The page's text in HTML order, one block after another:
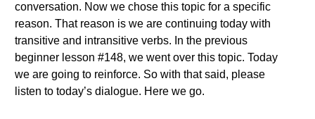
conversation. Now we chose this topic for a specific
reason. That reason is we are continuing today with
transitive and intransitive verbs. In the previous
beginner lesson #148, we went over this topic. Today
we are going to reinforce. So with that said, please
listen to today’s dialogue. Here we go.